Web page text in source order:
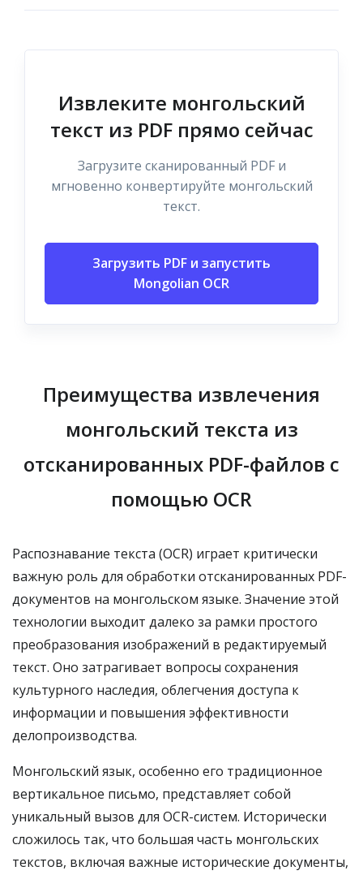
Извлеките монгольский
текст из PDF прямо сейчас
Загрузите сканированный PDF и
мгновенно конвертируйте монгольский
текст.
Загрузить PDF и запустить
Mongolian OCR
Преимущества извлечения
монгольский текста из
отсканированных PDF-файлов с
помощью OCR
Распознавание текста (OCR) играет критически
важную роль для обработки отсканированных PDF-
документов на монгольском языке. Значение этой
технологии выходит далеко за рамки простого
преобразования изображений в редактируемый
текст. Оно затрагивает вопросы сохранения
культурного наследия, облегчения доступа к
информации и повышения эффективности
делопроизводства.
Монгольский язык, особенно его традиционное
вертикальное письмо, представляет собой
уникальный вызов для OCR-систем. Исторически
сложилось так, что большая часть монгольских
текстов, включая важные исторические документы,